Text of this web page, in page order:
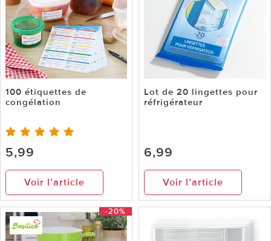
100 étiquettes de
congélation
5,99
Voir l’article
Lot de 20 lingettes pour
réfrigérateur
6,99
Voir l’article
-20%